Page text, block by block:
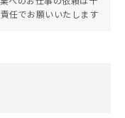
任でお願いいたします